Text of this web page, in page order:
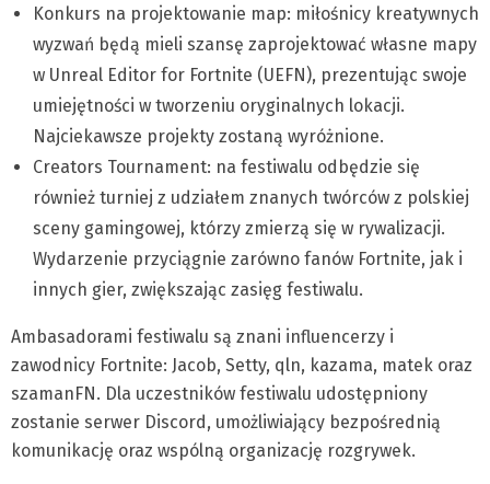
Konkurs na projektowanie map: miłośnicy kreatywnych
wyzwań będą mieli szansę zaprojektować własne mapy
w Unreal Editor for Fortnite (UEFN), prezentując swoje
umiejętności w tworzeniu oryginalnych lokacji.
Najciekawsze projekty zostaną wyróżnione.
Creators Tournament: na festiwalu odbędzie się
również turniej z udziałem znanych twórców z polskiej
sceny gamingowej, którzy zmierzą się w rywalizacji.
Wydarzenie przyciągnie zarówno fanów Fortnite, jak i
innych gier, zwiększając zasięg festiwalu.
Ambasadorami festiwalu są znani influencerzy i
zawodnicy Fortnite: Jacob, Setty, qln, kazama, matek oraz
szamanFN. Dla uczestników festiwalu udostępniony
zostanie serwer Discord, umożliwiający bezpośrednią
komunikację oraz wspólną organizację rozgrywek.